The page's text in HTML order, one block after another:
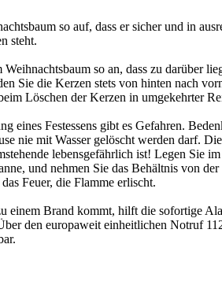
so auf, dass er sicher und in
steht.
so an, dass zu darüber
Sie die Kerzen stets von hinten nach
Löschen der Kerzen in umgekehrter
eines Festessens gibt es Gefahren.
nie mit Wasser gelöscht werden darf.
lebensgefährlich ist! Legen Sie
und nehmen Sie das Behältnis von
Feuer, die Flamme erlischt.
einem Brand kommt, hilft die sofortige
den europaweit einheitlichen Notruf